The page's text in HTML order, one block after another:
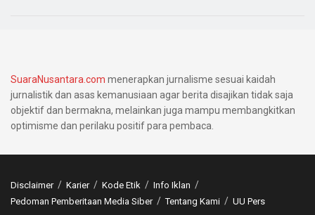
SuaraNusantara.com menerapkan jurnalisme sesuai kaidah
jurnalistik dan asas kemanusiaan agar berita disajikan tidak saja
objektif dan bermakna, melainkan juga mampu membangkitkan
optimisme dan perilaku positif para pembaca.
Disclaimer Karier Kode Etik
Info Iklan
Pedoman Pemberitaan Media Siber
Tentang Kami UU Pers